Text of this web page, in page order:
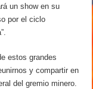
un show en su
por el ciclo
estos grandes
y compartir en
del gremio minero.